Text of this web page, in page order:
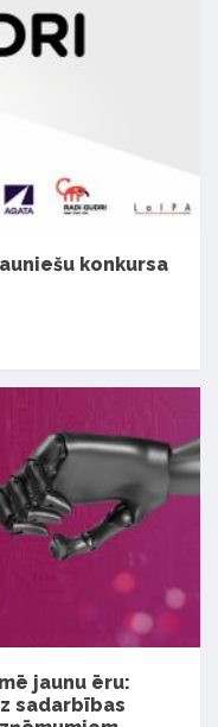
konkursa
jaunu ēru:
sadarbības